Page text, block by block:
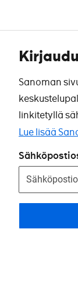
Sanoman
linkitetyllä
Lue lisää